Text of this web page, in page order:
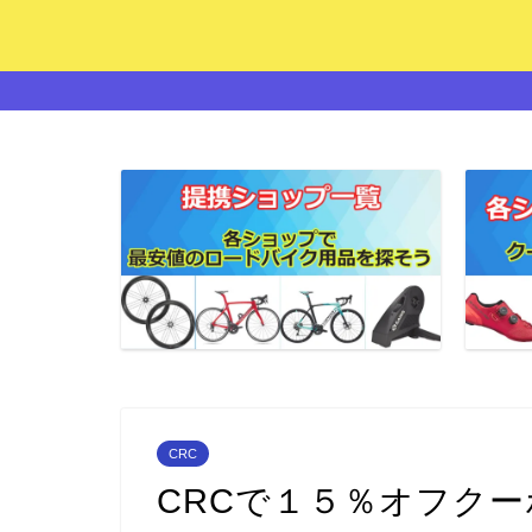
CRC
CRCで１５％オフク